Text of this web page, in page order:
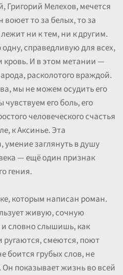
Григорий Мелехов, мечется
то за белых, то за
ни к тем, ни к другим.
справедливую для всех,
кровь. И в этом метании —
расколотого враждой.
мы не можем осудить его
его боль, его
человеческого счастья
к Аксинье. Эта
умение заглянуть в душу
— ещё один признак
гения.
которым написан роман.
живую, сочную
словно слышишь, как
ругаются, смеются, поют
боится грубых слов, не
показывает жизнь во всей